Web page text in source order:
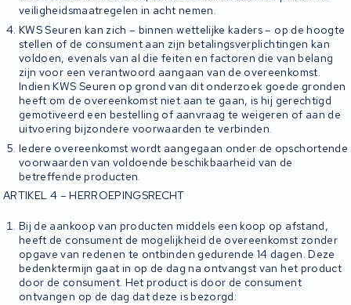
veiligheidsmaatregelen in acht nemen.
KWS Seuren kan zich – binnen wettelijke kaders – op de hoogte
stellen of de consument aan zijn betalingsverplichtingen kan
voldoen, evenals van al die feiten en factoren die van belang
zijn voor een verantwoord aangaan van de overeenkomst.
Indien KWS Seuren op grond van dit onderzoek goede gronden
heeft om de overeenkomst niet aan te gaan, is hij gerechtigd
gemotiveerd een bestelling of aanvraag te weigeren of aan de
uitvoering bijzondere voorwaarden te verbinden.
Iedere overeenkomst wordt aangegaan onder de opschortende
voorwaarden van voldoende beschikbaarheid van de
betreffende producten.
ARTIKEL 4 – HERROEPINGSRECHT
Bij de aankoop van producten middels een koop op afstand,
heeft de consument de mogelijkheid de overeenkomst zonder
opgave van redenen te ontbinden gedurende 14 dagen. Deze
bedenktermijn gaat in op de dag na ontvangst van het product
door de consument. Het product is door de consument
ontvangen op de dag dat deze is bezorgd: